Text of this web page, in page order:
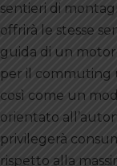
sentieri di
offrirà le stesse
guida di un
per il commuting
così come un
orientato
privilegerà
rispetto alla